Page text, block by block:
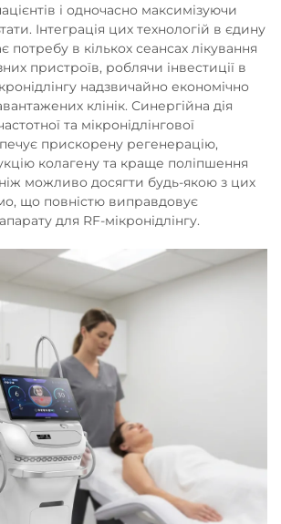
і одночасно максимізуючи
Інтеграція цих технологій в єдину
потребу в кількох сеансах лікування
пристроїв, роблячи інвестиції в
надзвичайно економічно
клінік. Синергійна дія
та мікронідлінгової
прискорену регенерацію,
колагену та краще поліпшення
можливо досягти будь-якою з цих
що повністю виправдовує
для RF-мікронідлінгу.